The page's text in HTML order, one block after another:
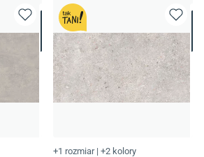
+1 rozmiar | +2 kolory